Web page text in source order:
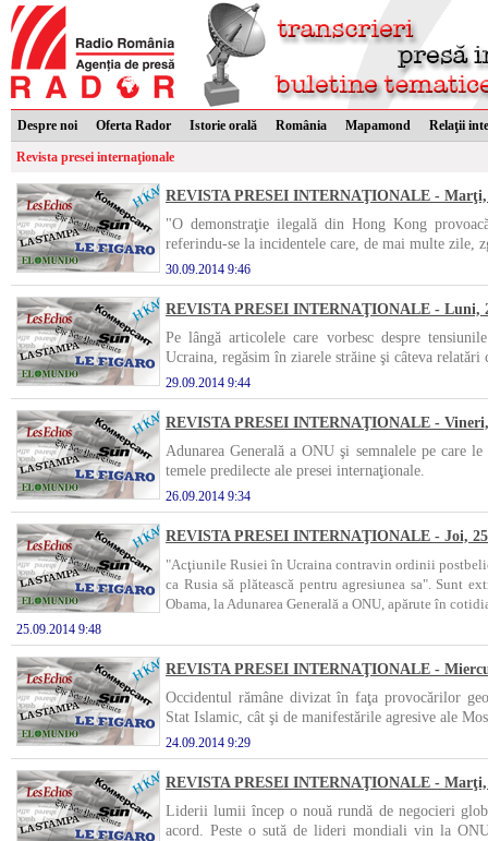
Despre noi Oferta Rador Istorie orală România Mapamond Relaţii
Revista presei internaţionale
REVISTA PRESEI INTERNAŢIONALE - Marţi,
"O demonstraţie ilegală din Hong Kong
referindu-se la incidentele care, de mai multe zile,
30.09.2014 9:46
REVISTA PRESEI INTERNAŢIONALE - Luni,
Pe lângă articolele care vorbesc despre
Ucraina, regăsim în ziarele străine şi câteva relatări
29.09.2014 9:44
REVISTA PRESEI INTERNAŢIONALE - Vineri,
Adunarea Generală a ONU şi semnalele pe
temele predilecte ale presei internaţionale.
26.09.2014 9:34
REVISTA PRESEI INTERNAŢIONALE - Joi, 25
"Acţiunile Rusiei în Ucraina contravin ordinii
ca Rusia să plătească pentru agresiunea sa". Sunt
Obama, la Adunarea Generală a ONU, apărute în
25.09.2014 9:48
REVISTA PRESEI INTERNAŢIONALE -
Occidentul rămâne divizat în faţa provocărilor
Stat Islamic, cât şi de manifestările agresive ale
24.09.2014 9:29
REVISTA PRESEI INTERNAŢIONALE - Marţi,
Liderii lumii încep o nouă rundă de negocieri
acord. Peste o sută de lideri mondiali vin la